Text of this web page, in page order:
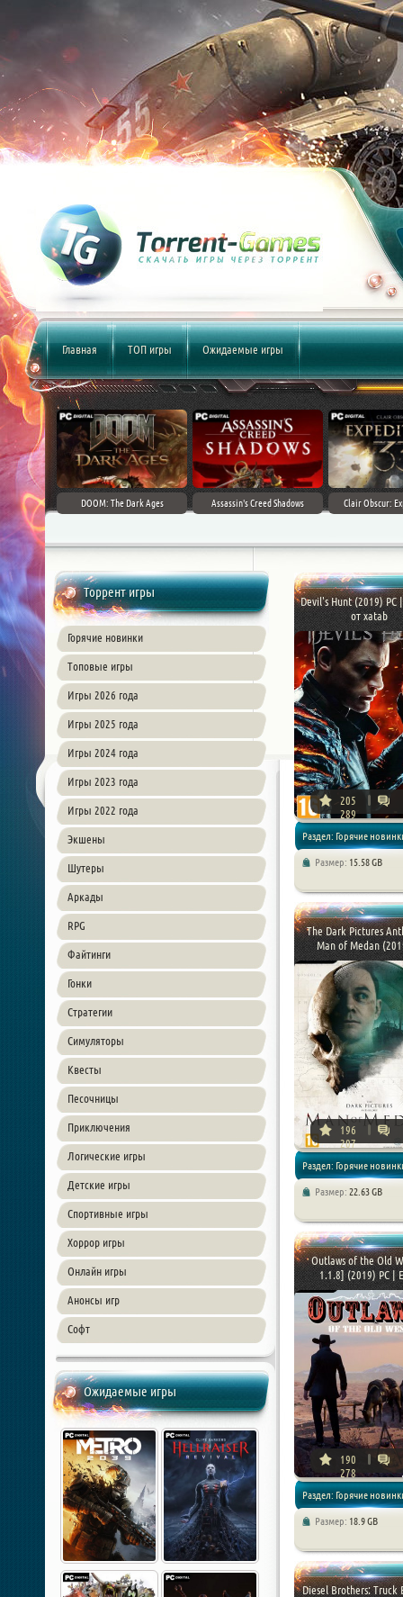
Главная ТОП игры Ожидаемые игры
DOOM: The Dark Ages Assassin's Creed Shadows Clair Obscur:
Торрент игры
Горячие новинки
Топовые игры
Игры 2026 года
Игры 2025 года
Игры 2024 года
Игры 2023 года
Игры 2022 года
Экшены
Шутеры
Аркады
RPG
Файтинги
Гонки
Стратегии
Симуляторы
Квесты
Песочницы
Приключения
Логические игры
Детские игры
Спортивные игры
Хоррор игры
Онлайн игры
Анонсы игр
Софт
Ожидаемые игры
Devil's Hunt (2019) PC
от xatab
205
289
Раздел: Горячие
Размер: 15.58 GB
The Dark Pictures
Man of Medan
196
207
Раздел: Горячие
Хоррор игры
Размер: 22.63 GB
Outlaws of the Old
1.1.8] (2019) PC |
190
278
Раздел: Горячие
Приключения
Размер: 18.9 GB
Diesel Brothers: Truck